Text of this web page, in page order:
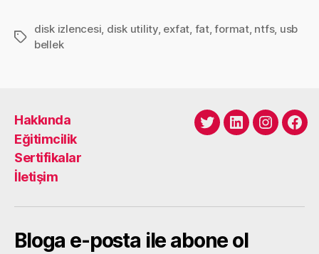
Etiketler
disk izlencesi disk utility, exfat fat,format, ntfs, usb
bellek
Hakkında
Eğitimcilik
Sertifikalar
İletişim
TwitterLinkedIn
Bloga e-posta ile abone ol